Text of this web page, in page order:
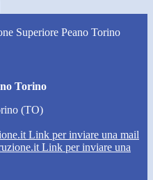
Superiore Peano Torino
Torino
(TO)
Link per inviare una mail
Link per inviare una